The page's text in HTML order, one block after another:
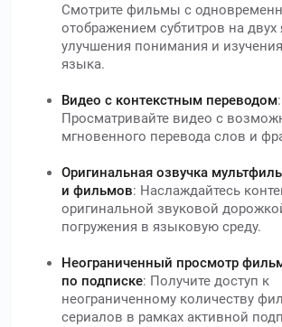
Смотрите фильмы с
отображением субтитров на двух
улучшения понимания и
языка.
Видео с контекстным переводом:
Просматривайте видео с
мгновенного перевода слов и
Оригинальная озвучка
и фильмов: Наслаждайтесь
оригинальной звуковой
погружения в языковую среду.
Неограниченный просмотр
по подписке: Получите доступ к
неограниченному количеству
сериалов в рамках активной